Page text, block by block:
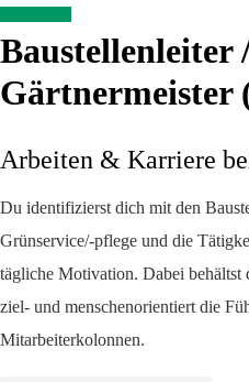
Baustellenleiter
Gärtnermeister
Arbeiten & Karriere
Du identifizierst dich mit den
Grünservice/-pflege und die
tägliche Motivation. Dabei
ziel- und menschenorientiert die
Mitarbeiterkolonnen.